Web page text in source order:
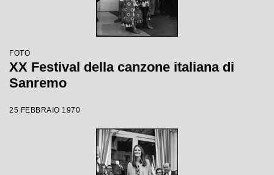
FOTO
XX Festival della canzone italiana di
Sanremo
25 FEBBRAIO 1970